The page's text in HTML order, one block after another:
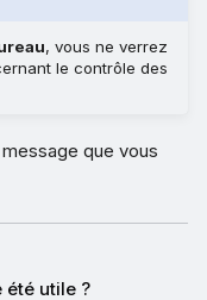
, vous ne verrez
le contrôle des
que vous
utile ?